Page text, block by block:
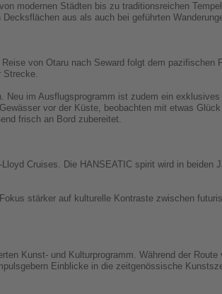
modernen Städten bis zu traditionsreichen
aus als auch bei geführten
von Otaru nach Seward folgt dem pazifischen
Strecke.
Neu im Ausflugsprogramm ist zudem ein
vor der Küste, beobachten mit etwas
frisch an Bord zubereitet.
Cruises. Die HANSEATIC spirit wird in beiden
stärker auf kulturelle Kontraste zwischen
Kunst- und Kulturprogramm. Während der Route
Einblicke in die zeitgenössische